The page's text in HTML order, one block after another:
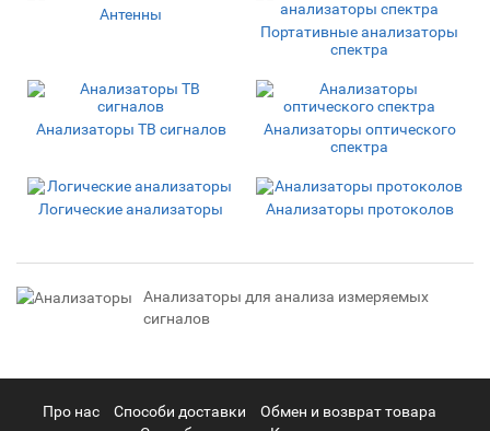
Антенны
Портативные анализаторы
спектра
Анализаторы ТВ сигналов
Анализаторы оптического
спектра
Логические анализаторы Анализаторы протоколов
Анализаторы для анализа измеряемых
сигналов
Про нас Cпособи доставки
Обмен и возврат товара